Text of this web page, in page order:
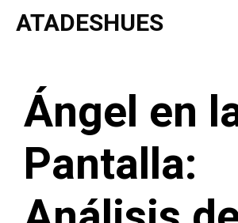
Saltar
ATADESHUES
Ángel en
Pantalla: